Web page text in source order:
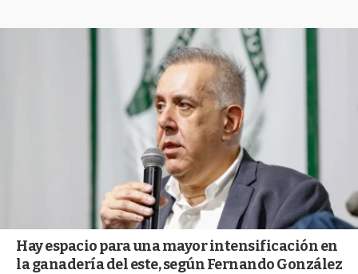
Hay espacio para una mayor intensificación en
la ganadería del este, según Fernando González